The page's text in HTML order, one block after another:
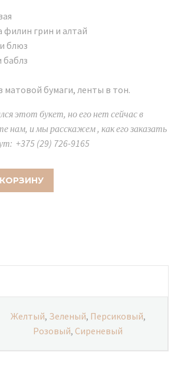
филин грин и алтай
блюз
баблз
матовой бумаги, ленты в тон.
этот букет, но его нет сейчас в
нам, и мы расскажем , как его заказать
+375 (29) 726-9165
Желтый, Зеленый, Персиковый,
Розовый, Сиреневый